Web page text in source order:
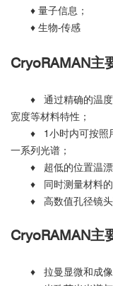
♦ 量子信息；
♦ 生物-传感
CryoRAMAN主
♦ 通过精确的温度
宽度等材料特性；
♦ 1小时内可按照
一系列光谱；
♦ 超低的位置温漂
♦ 同时测量材料的
♦ 高数值孔径镜头
CryoRAMAN主
♦ 拉曼显微和成像